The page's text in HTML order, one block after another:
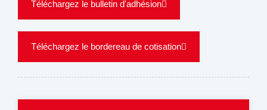
Téléchargez le bulletin d'adhésion
Téléchargez le bordereau de cotisation